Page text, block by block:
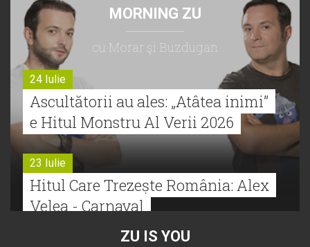
MORNING ZU
cu Morar şi Buzdugan
24 Iulie
Ascultătorii au ales: „Atâtea inimi”
e Hitul Monstru Al Verii 2026
23 Iulie
Hitul Care Trezește România: Alex
Velea - Carnaval
ZU IS YOU